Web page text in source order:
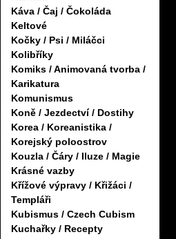
Káva / Čaj / Čokoláda
Keltové
Kočky / Psi / Miláčci
Kolibříky
Komiks / Animovaná tvorba /
Karikatura
Komunismus
Koně / Jezdectví / Dostihy
Korea / Koreanistika /
Korejský poloostrov
Kouzla / Čáry / Iluze / Magie
Krásné vazby
Křížové výpravy / Křižáci /
Templáři
Kubismus / Czech Cubism
Kuchařky / Recepty